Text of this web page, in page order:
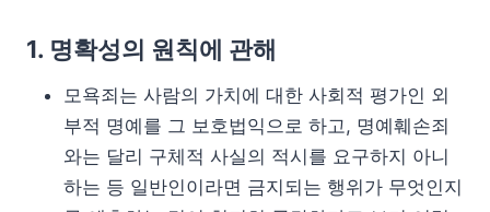
1. 명확성의 원칙에 관해
모욕죄는 사람의 가치에 대한 사회적 평가인 외
부적 명예를 그 보호법익으로 하고, 명예훼손죄
와는 달리 구체적 사실의 적시를 요구하지 아니
하는 등 일반인이라면 금지되는 행위가 무엇인지